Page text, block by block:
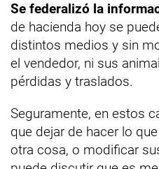
Se federalizó la
de hacienda hoy se
distintos medios y sin
el vendedor, ni sus
pérdidas y traslados.
Seguramente, en estos
que dejar de hacer lo
otra cosa, o modificar